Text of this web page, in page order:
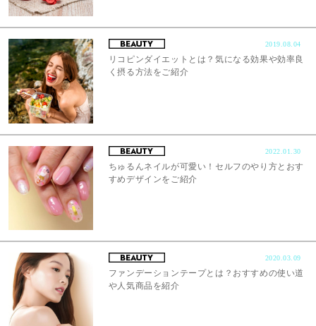
2019.08.04
リコピンダイエットとは？気になる効果や効率良
く摂る方法をご紹介
2022.01.30
ちゅるんネイルが可愛い！セルフのやり方とおす
すめデザインをご紹介
2020.03.09
ファンデーションテープとは？おすすめの使い道
や人気商品を紹介